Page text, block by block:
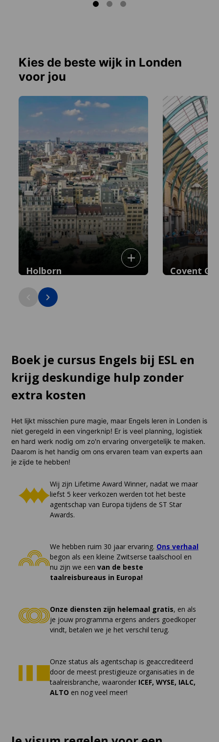
want dit kan reizen aanzienlijk goedkoper maken.
Kies de beste wijk in Londen
voor jou
Holborn Covent
Boek je cursus Engels bij ESL en
krijg deskundige hulp zonder
extra kosten
Het lijkt misschien pure magie, maar Engels leren in Londen is
niet geregeld in een vingerknip! Er is veel planning, logistiek
en hard werk nodig om zo'n ervaring onvergetelijk te maken.
Daarom is het handig om ons ervaren team van experts aan
je zijde te hebben!
Wij zijn Lifetime Award Winner, nadat we maar
liefst 5 keer verkozen werden tot het beste
agentschap van Europa tijdens de ST Star
Awards.
We hebben ruim 30 jaar ervaring. Ons verhaal
begon als een kleine Zwitserse taalschool en
nu zijn we een van de beste
taalreisbureaus in Europa!
Onze diensten zijn helemaal gratis, en als
je jouw programma ergens anders goedkoper
vindt, betalen we je het verschil terug.
Onze status als agentschap is geaccrediteerd
door de meest prestigieuze organisaties in de
taalreisbranche, waaronder ICEF, WYSE, IALC,
ALTO en nog veel meer!